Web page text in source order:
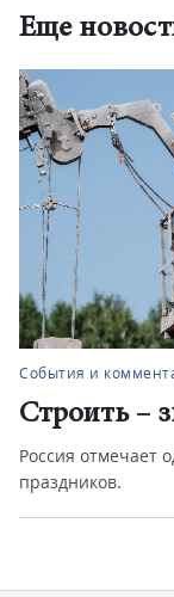
Еще
События и
Строить –
Россия отмечает
праздников.